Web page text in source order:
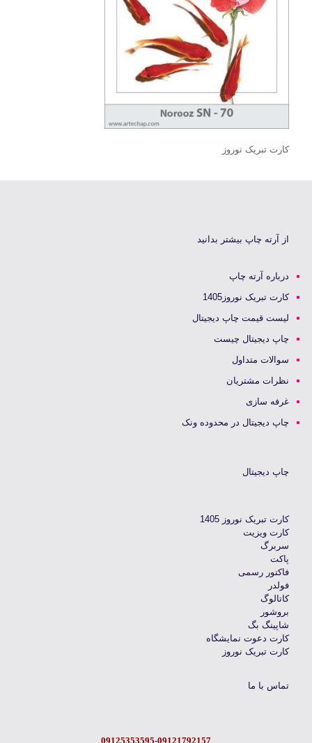
کارت تبریک نوروز
از آرته چاپ بیشتر بدانید
درباره آرته چاپ
کارت تبریک نوروز1405
لیست قیمت چاپ دیجیتال
چاپ دیجیتال چیست
سوالات متداول
نظرات مشتریان
غرفه سازی
چاپ دیجیتال در محدوده ونک
چاپ دیجیتال
کارت تبریک نوروز 1405
کارت ویزیت
سربرگ
پاکت
فاکتور رسمی
فولدر
کاتالوگ
بروشور
شاپینگ بگ
کارت دعوت نمایشگاه
کارت تبریک نوروز
تماس با ما
09125353595-09121792157